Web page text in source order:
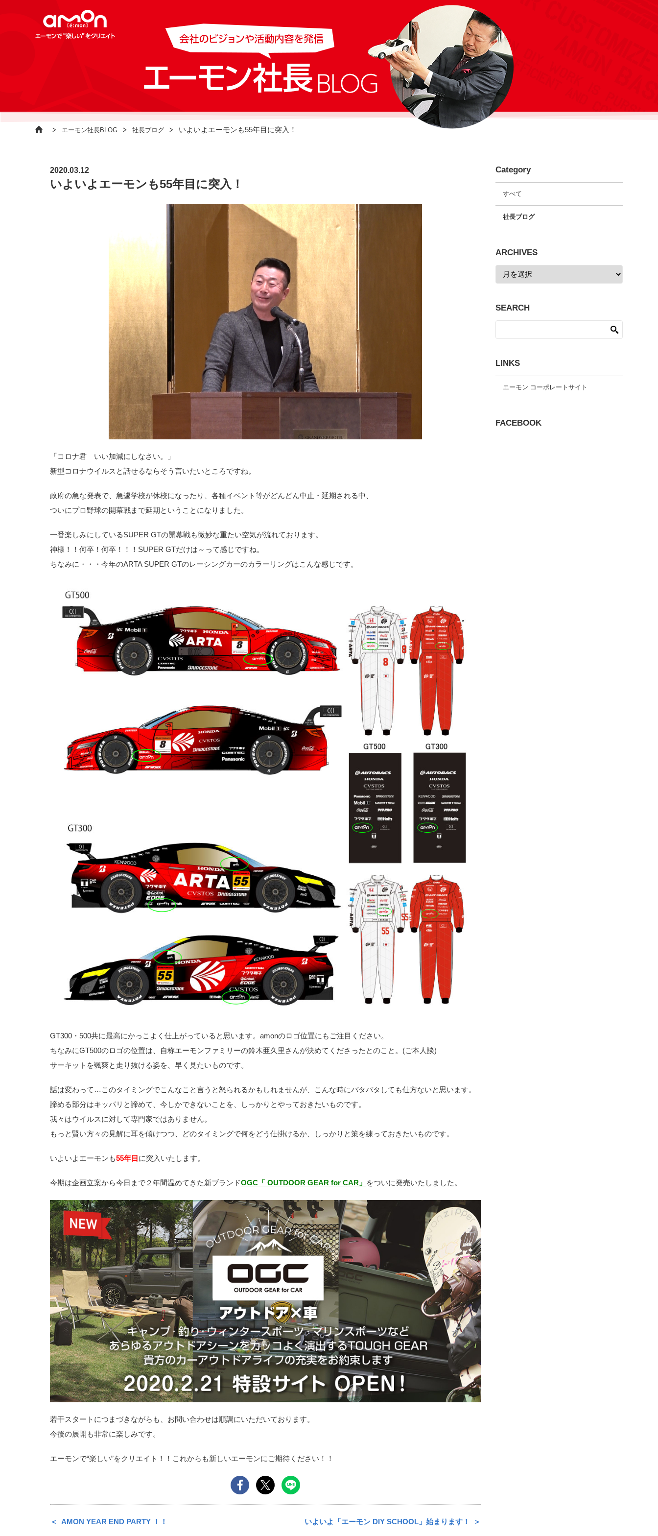
エーモン社長BLOG 社長ブログ いよいよエーモンも55年目に突入！
2020.03.12
いよいよエーモンも55年目に突入！
「コロナ君 いい加減にしなさい。」
新型コロナウイルスと話せるならそう言いたいところですね。
政府の急な発表で、急遽学校が休校になったり、各種イベント等がどんどん中止・延期される中、
ついにプロ野球の開幕戦まで延期ということになりました。
一番楽しみにしているSUPER GTの開幕戦も微妙な重たい空気が流れております。
神様！！何卒！何卒！！！SUPER GTだけは～って感じですね。
ちなみに・・・今年のARTA SUPER GTのレーシングカーのカラーリングはこんな感じです。
GT300・500共に最高にかっこよく仕上がっていると思います。amonのロゴ位置にもご注目ください。
ちなみにGT500のロゴの位置は、自称エーモンファミリーの鈴木亜久里さんが決めてくださったとのこと。(ご本人談)
サーキットを颯爽と走り抜ける姿を、早く見たいものです。
話は変わって…このタイミングでこんなこと言うと怒られるかもしれませんが、こんな時にバタバタしても仕方ないと思います。
諦める部分はキッパリと諦めて、今しかできないことを、しっかりとやっておきたいものです。
我々はウイルスに対して専門家ではありません。
もっと賢い方々の見解に耳を傾けつつ、どのタイミングで何をどう仕掛けるか、しっかりと策を練っておきたいものです。
いよいよエーモンも55年目 に突入いたします。
今期は企画立案から今日まで２年間温めてきた新ブランドOGC「 OUTDOOR GEAR for CAR」 をついに発売いたしました。
若干スタートにつまづきながらも、お問い合わせは順調にいただいております。
今後の展開も非常に楽しみです。
エーモンで“楽しい”をクリエイト！！これからも新しいエーモンにご期待ください！！
AMON YEAR END PARTY ！！ いよいよ「エーモン DIY SCHOOL」始まります！
Category
すべて
社長ブログ
ARCHIVES
SEARCH
LINKS
エーモン コーポレートサイト
FACEBOOK